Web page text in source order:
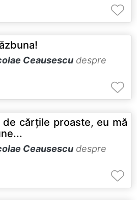
Ceausescu despre
de cărţile proaste, eu mă
Ceausescu despre